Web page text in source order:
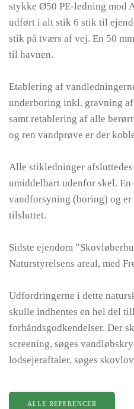
stykke Ø50 PE-ledning mod
udført i alt stik 6 stik til
stik på tværs af vej. En 50
til havnen.
Etablering af
underboring inkl. gravning
samt retablering af alle
og ren vandprøve er der
Alle stikledninger afsluttedes
umiddelbart udenfor skel. En
vandforsyning (boring) og
tilsluttet.
Sidste ejendom
Naturstyrelsens areal, med
Udfordringerne i dette
skulle indhentes en hel del
forhåndsgodkendelser. Der
screening, søges
lodsejeraftaler, søges
ALLE REFERENCER